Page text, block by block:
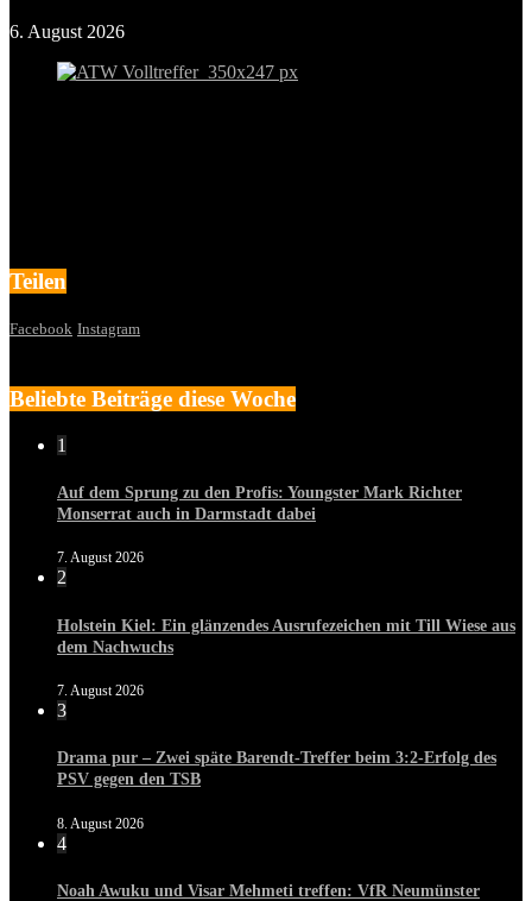
6. August 2026
Teilen
Facebook Instagram
Beliebte Beiträge diese Woche
1
Auf dem Sprung zu den Profis: Youngster Mark Richter
Monserrat auch in Darmstadt dabei
7. August 2026
2
Holstein Kiel: Ein glänzendes Ausrufezeichen mit Till Wiese aus
dem Nachwuchs
7. August 2026
3
Drama pur – Zwei späte Barendt-Treffer beim 3:2-Erfolg des
PSV gegen den TSB
8. August 2026
4
Noah Awuku und Visar Mehmeti treffen: VfR Neumünster